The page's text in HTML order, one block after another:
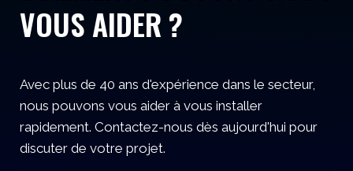
VOUS AIDER ?
Avec plus de 40 ans d'expérience dans le secteur,
nous pouvons vous aider à vous installer
rapidement. Contactez-nous dès aujourd'hui pour
discuter de votre projet.